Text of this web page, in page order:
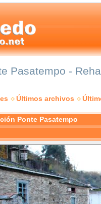
Pasatempo -
Últimos archivos
Ponte Pasatempo